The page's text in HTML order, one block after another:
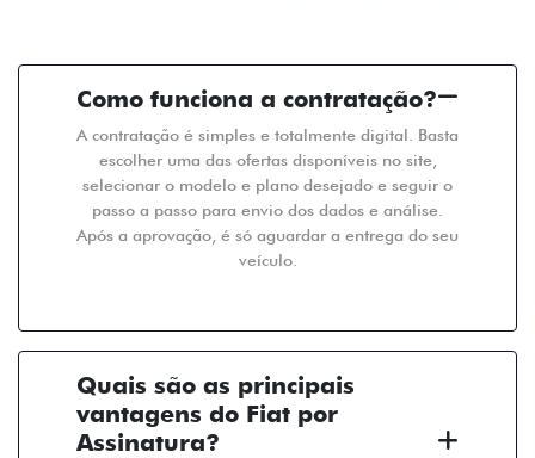
Como funciona a contratação?
A contratação é simples e totalmente digital. Basta
escolher uma das ofertas disponíveis no site,
selecionar o modelo e plano desejado e seguir o
passo a passo para envio dos dados e análise.
Após a aprovação, é só aguardar a entrega do seu
veículo.
Quais são as principais
vantagens do Fiat por
Assinatura?